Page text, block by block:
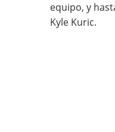
equipo, y
Kyle Kuric.